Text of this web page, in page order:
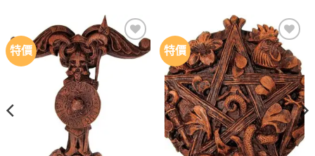
特價
Add to
wishlist
特價
Add to
wishlist